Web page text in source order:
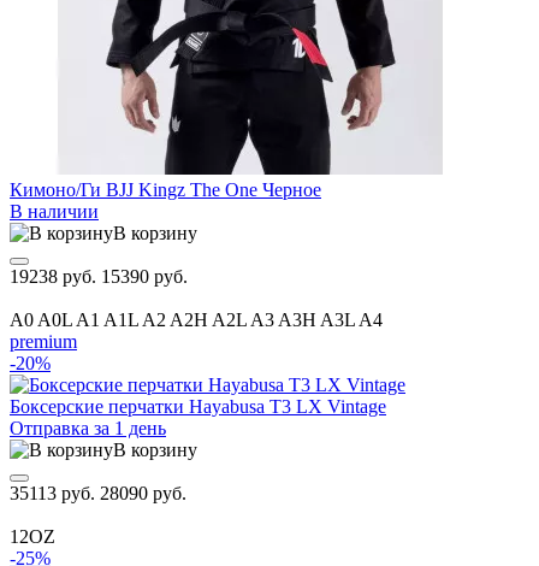
Кимоно/Ги BJJ Kingz The One Черное
В наличии
В корзину
19238 руб. 15390 руб.
A0 A0L A1 A1L A2 A2H A2L A3 A3H A3L A4
premium
-20%
Боксерские перчатки Hayabusa T3 LX Vintage
Отправка за 1 день
В корзину
35113 руб. 28090 руб.
12OZ
-25%